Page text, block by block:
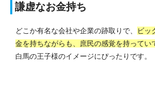
謙虚なお金持ち
どこか有名な会社や企業の跡取りで、
ビッ
金を持ちながらも、庶民の感覚を持ってい
白馬の王子様のイメージにぴったりです。